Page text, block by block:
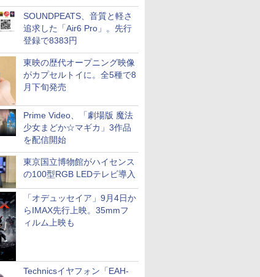
配信など。夏の特番・配信情
報
SOUNDPEATS、音質と軽さ
追求した「Air6 Pro」。先行
登録で8383円
東映の歴代オープニング映像
がカプセルトイに。全5種で8
月下旬発売
Prime Video、「劇場版 魔法
少女まどか☆マギカ」3作品
を配信開始
東京国立博物館がハイセンス
の100型RGB LEDテレビ導入
「オデュッセイア」9月4日か
らIMAX先行上映。35mmフ
ィルム上映も
Technicsイヤフォン「EAH-